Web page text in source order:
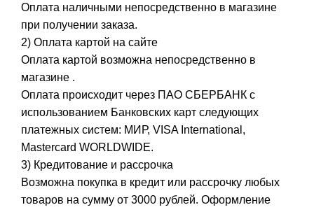
Оплата наличными непосредственно в магазине
при получении заказа.
2) Оплата картой на сайте
Оплата картой возможна непосредственно в
магазине .
Оплата происходит через ПАО СБЕРБАНК с
использованием Банковских карт следующих
платежных систем: МИР, VISA International,
Mastercard WORLDWIDE.
3) Кредитование и рассрочка
Возможна покупка в кредит или рассрочку любых
товаров на сумму от 3000 рублей. Оформление